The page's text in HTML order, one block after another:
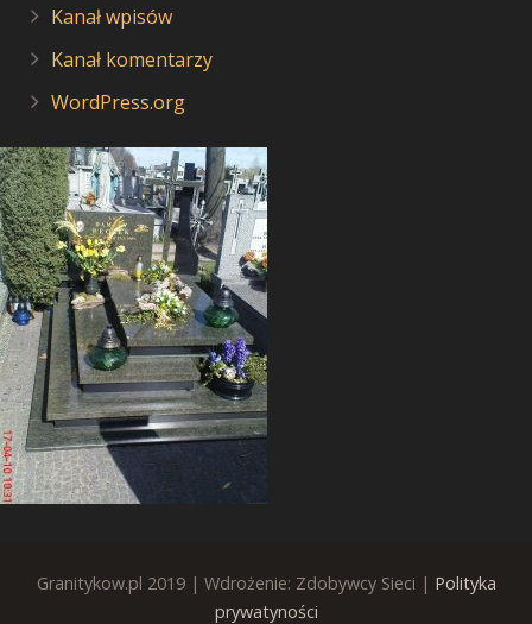
Kanał wpisów
Kanał komentarzy
WordPress.org
Granitykow.pl 2019 | Wdrożenie: Zdobywcy Sieci | Polityka
prywatyności